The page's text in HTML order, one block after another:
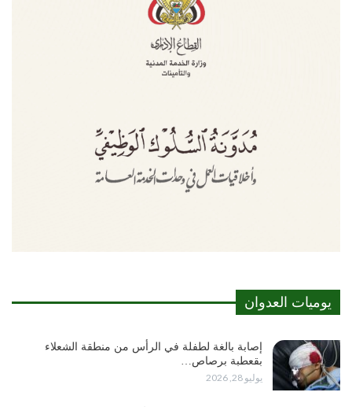
يوميات العدوان
إصابة بالغة لطفلة في الرأس من منطقة الشعلاء
بقعطبة برصاص…
يوليو 28, 2026